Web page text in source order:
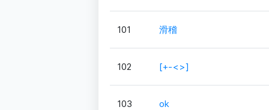
101 滑稽
102 [+-<>]
103 ok